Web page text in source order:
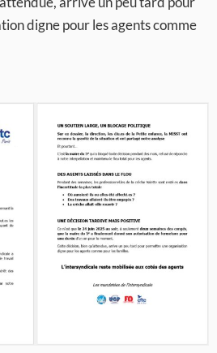
digne pour les agents comme